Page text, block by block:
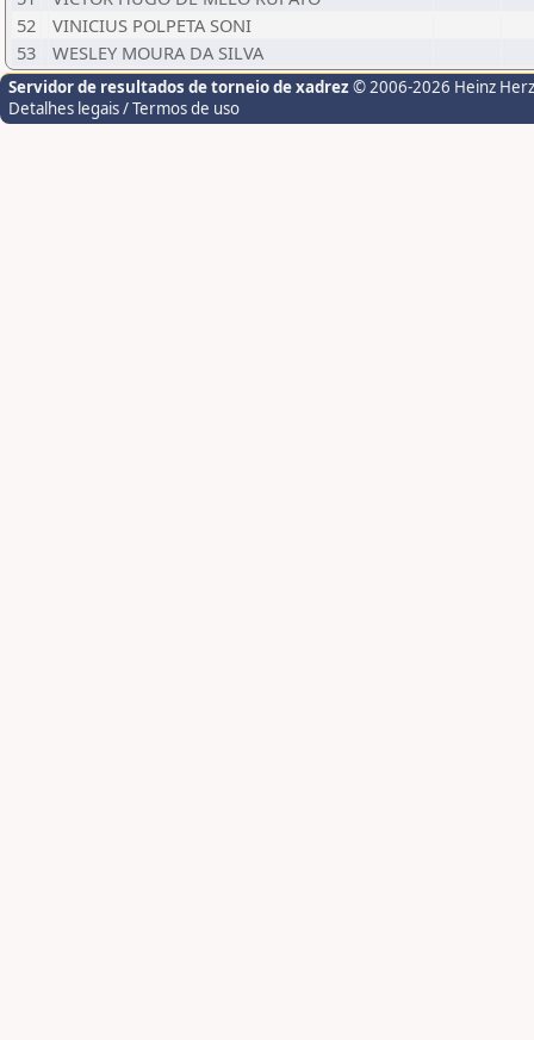
52
VINICIUS POLPETA SONI
53
WESLEY MOURA DA SILVA
Servidor de resultados de torneio de xadrez © 2006-2026 Heinz
Detalhes legais / Termos de uso